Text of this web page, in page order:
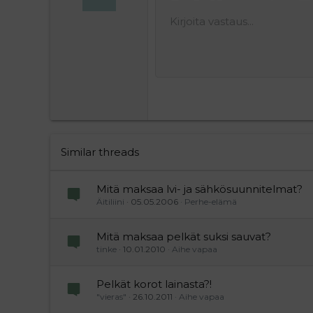
10
26
TekstiväriKirjasintyyli
Arial
YliviivaaAlleviivattu
HymiötLisää video/media
LainausLisää taulukko
Tee uudelleen
Poista muotoilu
BBCode-näkymä
Luonnokset
Kirjoita vastaus...
Similar threads
Mitä maksaa lvi- ja sähkösuunnitelmat?
Äitiliini 05.05.2006 Perhe-elämä
Mitä maksaa pelkät suksi sauvat?
tinke 10.01.2010 Aihe vapaa
Pelkät korot lainasta?!
"vieras" 26.10.2011 Aihe vapaa